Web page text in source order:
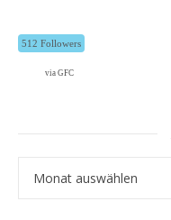
512 Followers
via GFC